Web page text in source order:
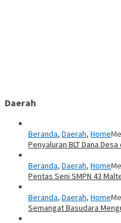
Daerah
Beranda, Daerah, Home
Penyaluran BLT Dana
Beranda, Daerah, Home
Pentas Seni SMPN 43
Beranda, Daerah, Home
Semangat Basudara